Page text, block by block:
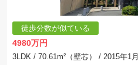
徒歩分数が似ている
4980万円
3LDK / 70.61m²（壁芯）
/ 2015年1月